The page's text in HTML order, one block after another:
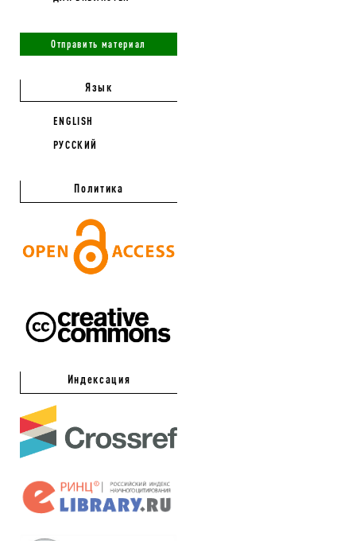
Отправить материал
Язык
ENGLISH
РУССКИЙ
Политика
Индексация